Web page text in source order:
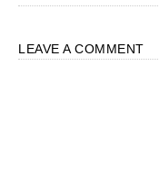
LEAVE A COMMENT